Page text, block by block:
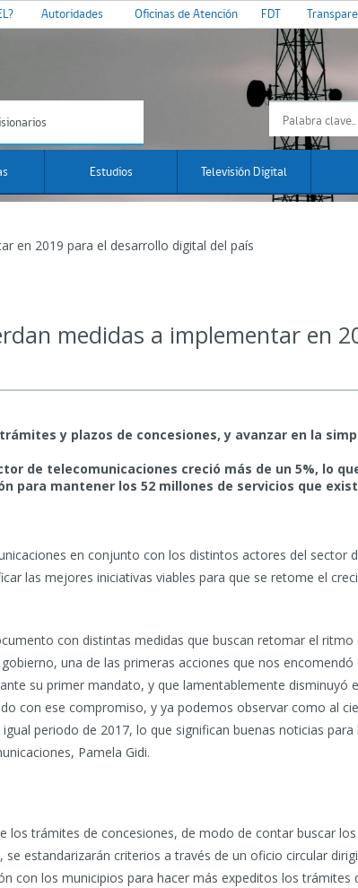
Autoridades Oficinas de Atención FDT
Estudios Televisión Digital
en 2019 para el desarrollo digital del país
medidas a implementar en
y plazos de concesiones, y avanzar en la
de telecomunicaciones creció más de un 5%, lo
para mantener los 52 millones de servicios que
en conjunto con los distintos actores del sector
las mejores iniciativas viables para que se retome el
con distintas medidas que buscan retomar el ritmo
una de las primeras acciones que nos encomendó
su primer mandato, y que lamentablemente disminuyó
con ese compromiso, y ya podemos observar como al
periodo de 2017, lo que significan buenas noticias
Pamela Gidi.
los trámites de concesiones, de modo de contar buscar
estandarizarán criterios a través de un oficio circular
con los municipios para hacer más expeditos los trámites